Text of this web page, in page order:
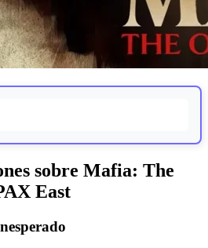
sobre Mafia: The
East